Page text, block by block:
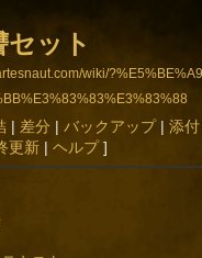
セット
wiki/
| 差分 | バックアップ| 添付
更新| ヘルプ]